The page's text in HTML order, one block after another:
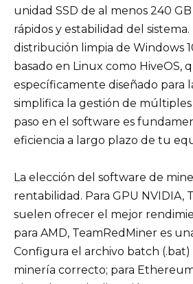
unidad SSD de al menos 240
rápidos y estabilidad del
distribución limpia de Windows
basado en Linux como HiveOS,
específicamente diseñado para
simplifica la gestión de
paso en el software es
eficiencia a largo plazo de tu
La elección del software de
rentabilidad. Para GPU NVIDIA,
suelen ofrecer el mejor
para AMD, TeamRedMiner es
Configura el archivo batch
minería correcto; para